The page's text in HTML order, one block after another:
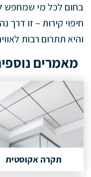
בחום לכל מי שמחפש
חיפוי קירות – זו דרך
והיא תתרום רבות
מאמרים
תקרה אקוסטית